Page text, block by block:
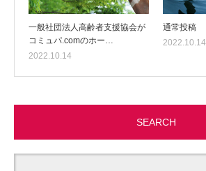
一般社団法人高齢者支援協会が
コミュパ.comのホー…
2022.10.14
通常投稿
2022.10.14
SEARCH